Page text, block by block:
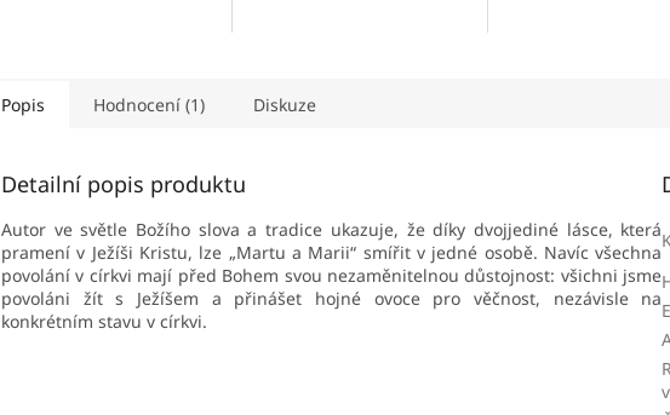
Popis Hodnocení (1) Diskuze
Detailní popis produktu
Autor ve světle Božího slova a tradice ukazuje, že díky dvojjediné lásce, která
pramení v Ježíši Kristu, lze „Martu a Marii“ smířit v jedné osobě. Navíc všechna
povolání v církvi mají před Bohem svou nezaměnitelnou důstojnost: všichni jsme
povoláni žít s Ježíšem a přinášet hojné ovoce pro věčnost, nezávisle na
konkrétním stavu v církvi.